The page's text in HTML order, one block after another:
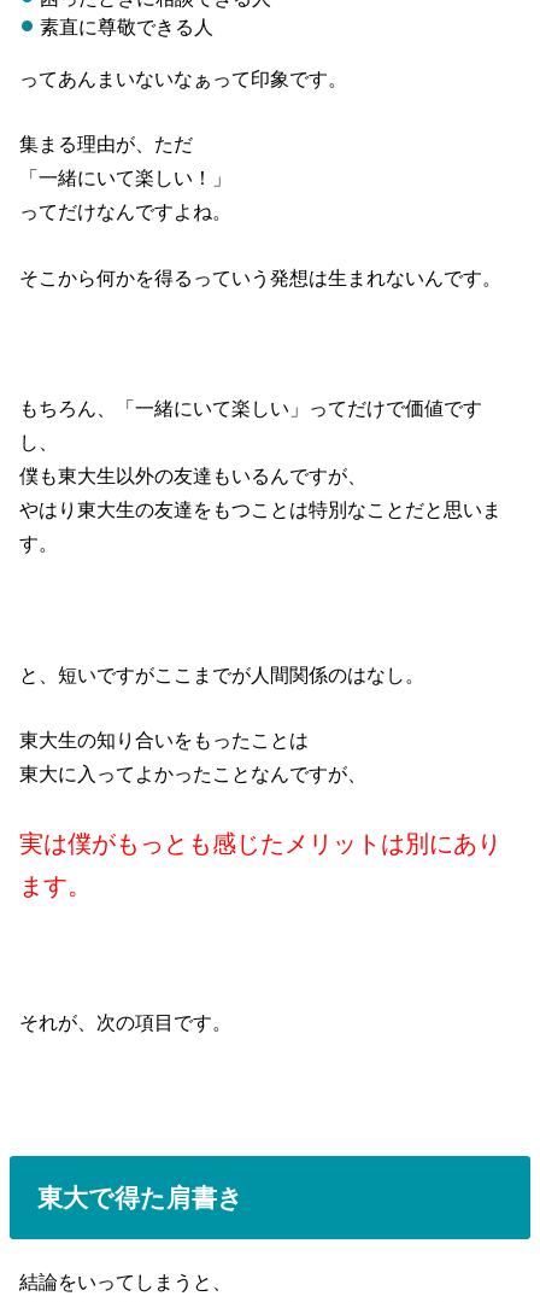
素直に尊敬できる人
ってあんまいないなぁって印象です。
集まる理由が、ただ
「一緒にいて楽しい！」
ってだけなんですよね。
そこから何かを得るっていう発想は生まれないんです。
もちろん、「一緒にいて楽しい」ってだけで価値です
し、
僕も東大生以外の友達もいるんですが、
やはり東大生の友達をもつことは特別なことだと思いま
す。
と、短いですがここまでが人間関係のはなし。
東大生の知り合いをもったことは
東大に入ってよかったことなんですが、
実は僕がもっとも感じたメリットは別にあり
ます。
それが、次の項目です。
東大で得た肩書き
結論をいってしまうと、